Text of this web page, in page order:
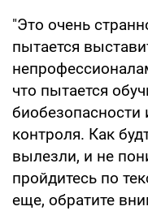
"Это очень
пытается
что пытается
биобезопасности
контроля. Как
вылезли, и не
пройдитесь по
еще, обратите